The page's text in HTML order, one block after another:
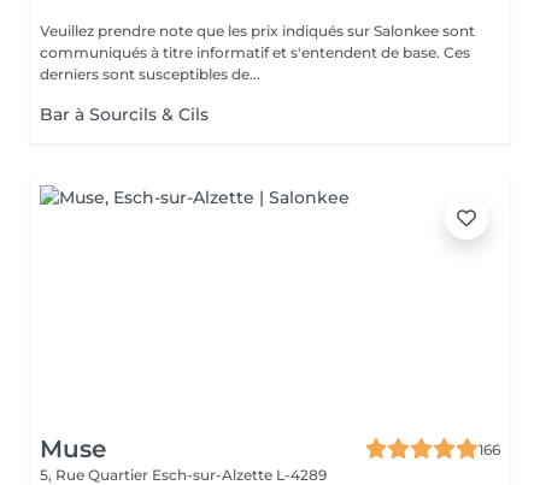
Veuillez prendre note que les prix indiqués sur Salonkee sont
communiqués à titre informatif et s'entendent de base. Ces
derniers sont susceptibles de...
Bar à Sourcils & Cils
Muse
166
5, Rue Quartier Esch-sur-Alzette L-4289